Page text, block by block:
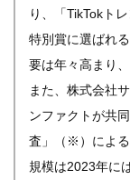
り、「TikTokト
特別賞に選ばれ
要は年々高まり
また、株式会社
ンファクトが共
査」（※）によ
規模は2023年に